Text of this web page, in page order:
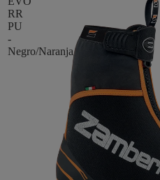
RR
PU
-
Negro/Naranja